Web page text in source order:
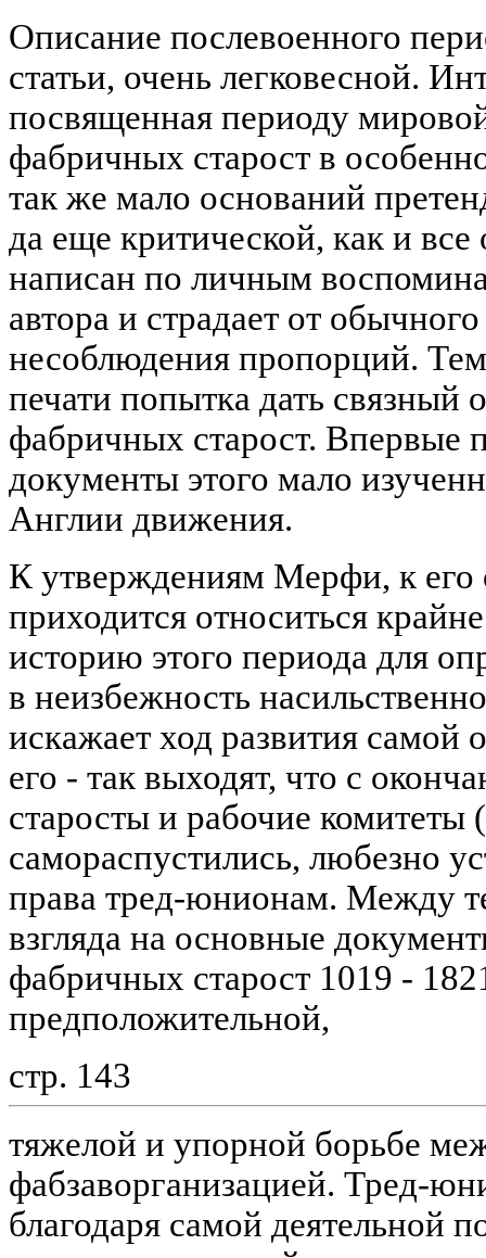
Описание послевоенного
статьи, очень легковесной.
посвященная периоду
фабричных старост в
так же мало оснований
да еще критической, как и все
написан по личным
автора и страдает от
несоблюдения пропорций.
печати попытка дать связный
фабричных старост. Впервые
документы этого мало
Англии движения.
К утверждениям Мерфи, к
приходится относиться
историю этого периода для
в неизбежность
искажает ход развития самой
его - так выходят, что с
старосты и рабочие комитеты
самораспустились, любезно
права тред-юнионам. Между
взгляда на основные
фабричных старост 1019 -
предположительной,
стр. 143
тяжелой и упорной борьбе
фабзаворганизацией. Тред-
благодаря самой деятельной